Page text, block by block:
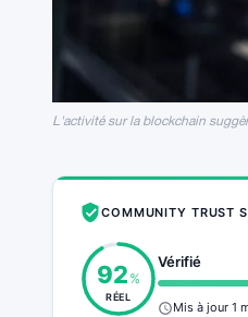
L'activité sur la blockchain
COMMUNITY TRUST
92 %
RÉEL
Vérifié
Mis à jour 1